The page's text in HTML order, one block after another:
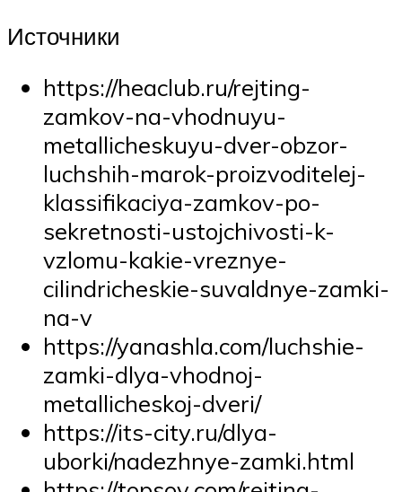
Источники
https://heaclub.ru/rejting-
zamkov-na-vhodnuyu-
metallicheskuyu-dver-obzor-
luchshih-marok-proizvoditelej-
klassifikaciya-zamkov-po-
sekretnosti-ustojchivosti-k-
vzlomu-kakie-vreznye-
cilindricheskie-suvaldnye-zamki-
na-v
https://yanashla.com/luchshie-
zamki-dlya-vhodnoj-
metallicheskoj-dveri/
https://its-city.ru/dlya-
uborki/nadezhnye-zamki.html